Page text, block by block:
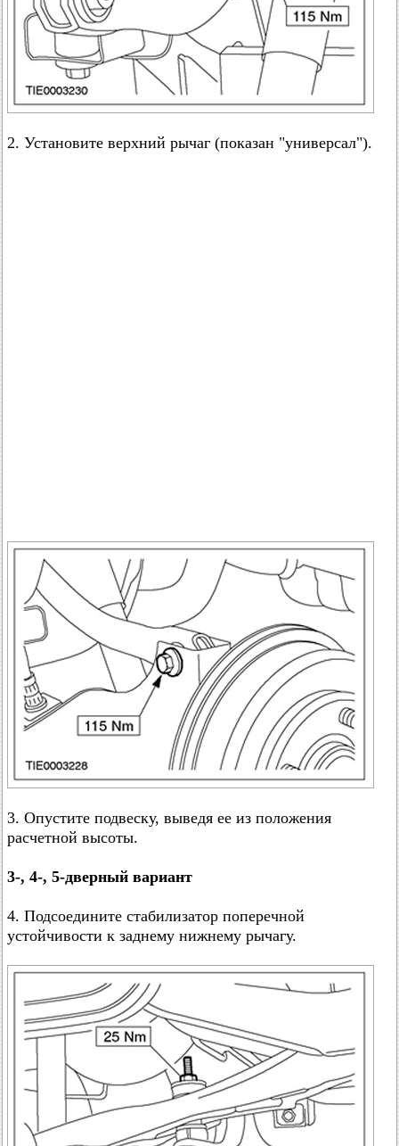
2. Установите верхний рычаг (показан "универсал").
3. Опустите подвеску, выведя ее из положения
расчетной высоты.
3-, 4-, 5-дверный вариант
4. Подсоедините стабилизатор поперечной
устойчивости к заднему нижнему рычагу.